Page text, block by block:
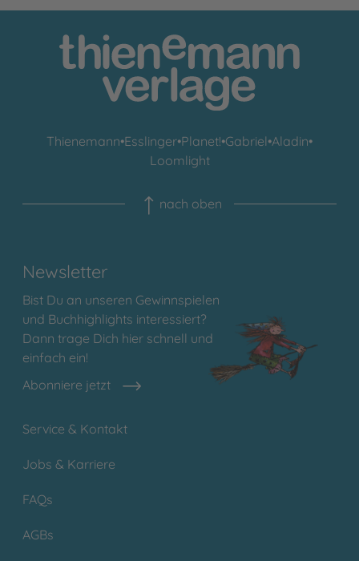
Thienemann•Esslinger•Planet!•Gabriel•Aladin•
Loomlight
nach oben
Newsletter
Bist Du an unseren Gewinnspielen
und Buchhighlights interessiert?
Dann trage Dich hier schnell und
einfach ein!
Abonniere jetzt
Service & Kontakt
Jobs & Karriere
FAQs
AGBs